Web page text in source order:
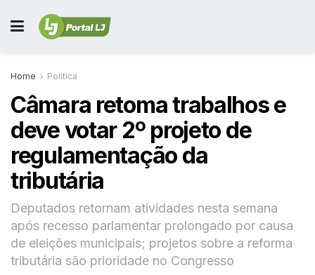
Home Política
Câmara retoma trabalhos e
deve votar 2º projeto de
regulamentação da
tributária
Deputados retornam atividades nesta semana
após recesso parlamentar prolongado por causa
de eleições municipais; projetos sobre a reforma
tributária são prioridade no Congresso